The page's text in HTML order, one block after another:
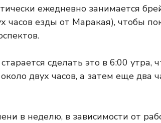
ежедневно занимается
часов езды от Маракая), чтобы
сделать это в 6:00 утра,
двух часов, а затем еще два
в неделю, в зависимости от